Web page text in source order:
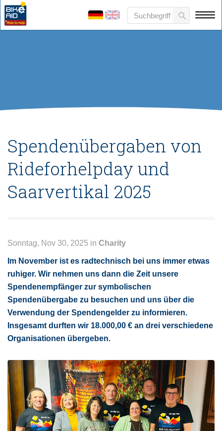
Spendenübergaben von
Rideforhelpday und
Saarvertikal 2025
Sonntag, Nov 30, 2025 in Charity
Im November ist es radtechnisch bei uns immer etwas
ruhiger. Wir nehmen uns dann die Zeit unsere
Spendenempfänger zur symbolischen
Spendenübergabe zu besuchen und uns über die
Verwendung der Spendengelder zu informieren.
Insgesamt durften wir 18.000,00 € an drei verschiedene
Organisationen übergeben.